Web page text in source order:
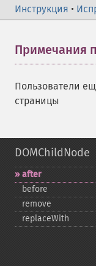
Инструкция •
Примечания
Пользователи
страницы
DOMChildNode
after
before
remove
replaceWith